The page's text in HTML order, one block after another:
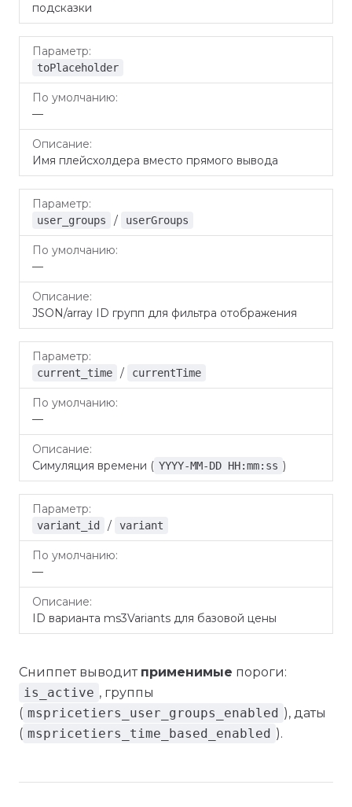
подсказки
toPlaceholder
—
Имя плейсхолдера вместо прямого вывода
user_groups / userGroups
—
JSON/array ID групп для фильтра отображения
current_time / currentTime
—
Симуляция времени ( YYYY-MM-DD HH:mm:ss )
variant_id / variant
—
ID варианта ms3Variants для базовой цены
Сниппет выводит применимые пороги:
is_active , группы
( mspricetiers_user_groups_enabled ), даты
( mspricetiers_time_based_enabled ).